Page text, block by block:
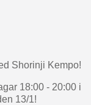
Shorinji Kempo!
18:00 - 20:00 i
13/1!